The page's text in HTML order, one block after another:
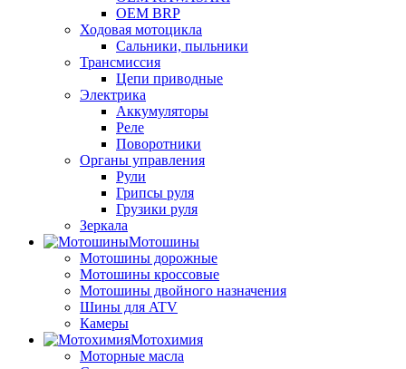
OEM BRP
Ходовая мотоцикла
Сальники, пыльники
Трансмиссия
Цепи приводные
Электрика
Аккумуляторы
Реле
Поворотники
Органы управления
Рули
Грипсы руля
Грузики руля
Зеркала
Мотошины
Мотошины дорожные
Мотошины кроссовые
Мотошины двойного назначения
Шины для ATV
Камеры
Мотохимия
Моторные масла